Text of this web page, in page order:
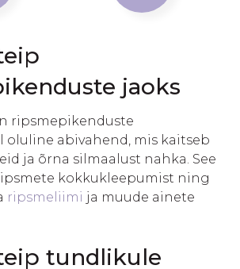
jaoks
ripsmepikenduste
oluline abivahend, mis kaitseb
ja õrna silmaalust nahka. See
kokkukleepumist ning
ripsmeliimi ja muude ainete
tundlikule